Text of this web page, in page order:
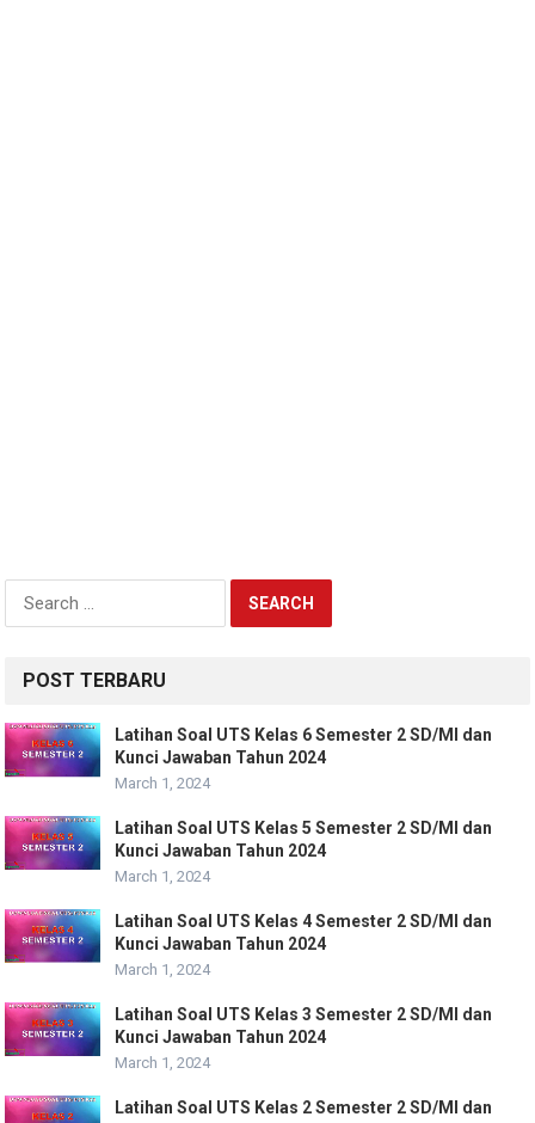
for:
POST TERBARU
Latihan Soal UTS Kelas 6 Semester 2 SD/MI dan
Kunci Jawaban Tahun 2024
March 1, 2024
Latihan Soal UTS Kelas 5 Semester 2 SD/MI dan
Kunci Jawaban Tahun 2024
March 1, 2024
Latihan Soal UTS Kelas 4 Semester 2 SD/MI dan
Kunci Jawaban Tahun 2024
March 1, 2024
Latihan Soal UTS Kelas 3 Semester 2 SD/MI dan
Kunci Jawaban Tahun 2024
March 1, 2024
Latihan Soal UTS Kelas 2 Semester 2 SD/MI dan